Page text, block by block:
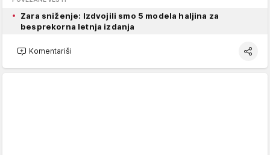
Zara sniženje: Izdvojili smo 5 modela haljina za
besprekorna letnja izdanja
Komentariši